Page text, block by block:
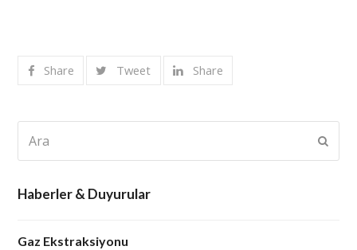
Share Tweet Share
Haberler & Duyurular
Gaz Ekstraksiyonu